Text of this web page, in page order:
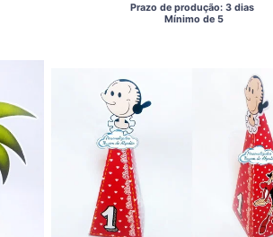
Prazo de produção: 3 dias
  Mínimo de 5